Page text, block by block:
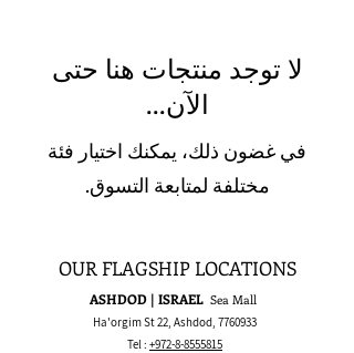
لا توجد منتجات هنا حتى
الآن...
في غضون ذلك، يمكنك اختيار فئة
مختلفة لمتابعة التسوق.
OUR FLAGSHIP LOCATIONS
ASHDOD | ISRAEL Sea Mall
Ha'orgim St 22, Ashdod, 7760933
Tel : +972-8-8555815